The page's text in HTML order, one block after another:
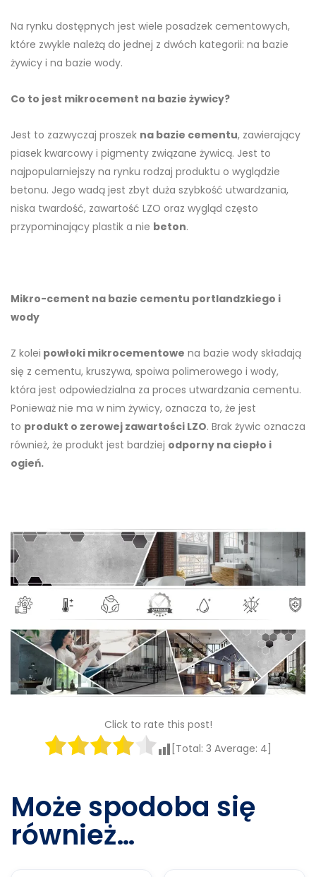
Na rynku dostępnych jest wiele posadzek cementowych,
które zwykle należą do jednej z dwóch kategorii: na bazie
żywicy i na bazie wody.
Co to jest mikrocement na bazie żywicy?
Jest to zazwyczaj proszek na bazie cementu, zawierający
piasek kwarcowy i pigmenty związane żywicą. Jest to
najpopularniejszy na rynku rodzaj produktu o wyglądzie
betonu. Jego wadą jest zbyt duża szybkość utwardzania,
niska twardość, zawartość LZO oraz wygląd często
przypominający plastik a nie beton.
Mikro-cement na bazie cementu portlandzkiego i
wody
Z kolei powłoki mikrocementowe na bazie wody składają
się z cementu, kruszywa, spoiwa polimerowego i wody,
która jest odpowiedzialna za proces utwardzania cementu.
Ponieważ nie ma w nim żywicy, oznacza to, że jest
to produkt o zerowej zawartości LZO. Brak żywic oznacza
również, że produkt jest bardziej odporny na ciepło i
ogień.
Click to rate this post!
[Total: 3 Average: 4
Może spodoba się
również…